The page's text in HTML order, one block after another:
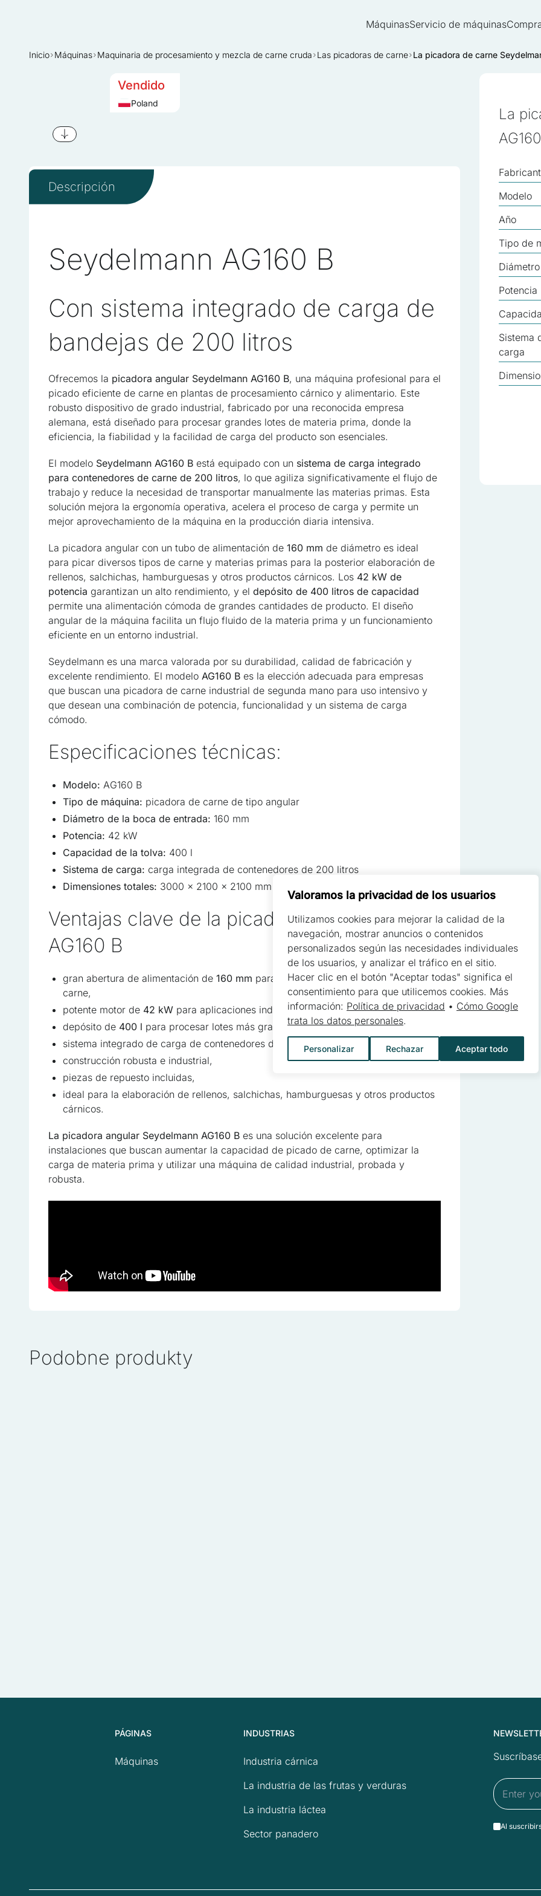
MáquinasServicio de máquinas
Inicio Máquinas Maquinaria de procesamiento y mezcla de carne cruda Las picadoras de carne La picadora de carne
La
Modelo
Año
Tipo de
Potencia
Sistema
carga
Vendido
Poland
Descripción
Seydelmann AG160 B
Con sistema integrado de carga de
bandejas de 200 litros
Ofrecemos la picadora angular Seydelmann AG160 B, una máquina profesional para el
picado eficiente de carne en plantas de procesamiento cárnico y alimentario. Este
robusto dispositivo de grado industrial, fabricado por una reconocida empresa
alemana, está diseñado para procesar grandes lotes de materia prima, donde la
eficiencia, la fiabilidad y la facilidad de carga del producto son esenciales.
El modelo Seydelmann AG160 B está equipado con un sistema de carga integrado
para contenedores de carne de 200 litros, lo que agiliza significativamente el flujo de
trabajo y reduce la necesidad de transportar manualmente las materias primas. Esta
solución mejora la ergonomía operativa, acelera el proceso de carga y permite un
mejor aprovechamiento de la máquina en la producción diaria intensiva.
La picadora angular con un tubo de alimentación de 160 mm de diámetro es ideal
para picar diversos tipos de carne y materias primas para la posterior elaboración de
rellenos, salchichas, hamburguesas y otros productos cárnicos. Los 42 kW de
potencia garantizan un alto rendimiento, y el depósito de 400 litros de capacidad
permite una alimentación cómoda de grandes cantidades de producto. El diseño
angular de la máquina facilita un flujo fluido de la materia prima y un funcionamiento
eficiente en un entorno industrial.
Seydelmann es una marca valorada por su durabilidad, calidad de fabricación y
excelente rendimiento. El modelo AG160 B es la elección adecuada para empresas
que buscan una picadora de carne industrial de segunda mano para uso intensivo y
que desean una combinación de potencia, funcionalidad y un sistema de carga
cómodo.
Especificaciones técnicas:
Modelo: AG160 B
Tipo de máquina: picadora de carne de tipo angular
Diámetro de la boca de entrada: 160 mm
Potencia: 42 kW
Capacidad de la tolva: 400 l
Sistema de carga: carga integrada de contenedores de 200 litros
Dimensiones totales: 3000 x 2100 x 2100 mm
Ventajas clave de la picadora Seydelmann
AG160 B
gran abertura de alimentación de 160 mm para un procesamiento eficiente de la
carne,
potente motor de 42 kW para aplicaciones industriales,
depósito de 400 l para procesar lotes más grandes de materia prima,
sistema integrado de carga de contenedores de
200 l,
construcción robusta e industrial,
piezas de repuesto incluidas,
ideal para la elaboración de rellenos, salchichas, hamburguesas y otros productos
cárnicos.
La picadora angular Seydelmann AG160 B es una solución excelente para
instalaciones que buscan aumentar la capacidad de picado de carne, optimizar la
carga de materia prima y utilizar una máquina de calidad industrial, probada y
robusta.
Podobne produkty
PÁGINAS
Máquinas
INDUSTRIAS
Industria cárnica
La industria de las frutas y verduras
La industria láctea
Sector panadero
Al
Valoramos la privacidad de los usuarios
Utilizamos cookies para mejorar la calidad de la
navegación, mostrar anuncios o contenidos
personalizados según las necesidades individuales
de los usuarios, y analizar el tráfico en el sitio.
Hacer clic en el botón "Aceptar todas" significa el
consentimiento para que utilicemos cookies. Más
información: Política de privacidad • Cómo Google
trata los datos personales.
Personalizar Rechazar Aceptar todo
hayas hecho de sus servicios.
Las cookies esenciales son cruciales para las funciones básicas del sitio web y el sitio no
sin ellas. Estas cookies no almacenan ningún dato que permita la identificación personal
Las cookies de preferencias permiten que el sitio recuerde información que cambia la
página, por ejemplo, el idioma preferido o la región en la que se encuentra el usuario
Estadísticas
Las cookies estadísticas ayudan a los propietarios de sitios web a comprender cómo los
con el sitio, recopilando y reportando información de forma anónima
Marketing
Las cookies de marketing se utilizan para rastrear a los usuarios a través de los sitios web. El
que sean relevantes e interesantes para el usuario individual, y por lo tanto, más valiosos para
de terceros
Las cookies no clasificadas son aquellas que están en proceso de clasificación, junto con los
individuales